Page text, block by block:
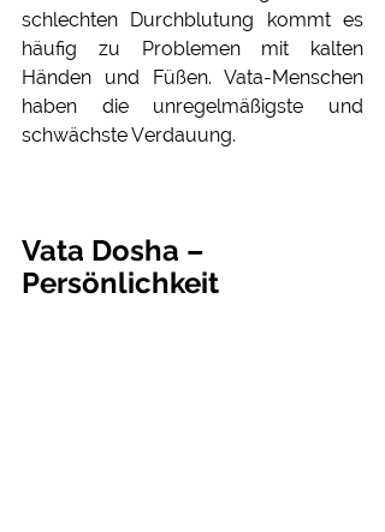
schlechten Durchblutung kommt es
häufig zu Problemen mit kalten
Händen und Füßen. Vata-Menschen
haben die unregelmäßigste und
schwächste Verdauung.
Vata Dosha –
Persönlichkeit